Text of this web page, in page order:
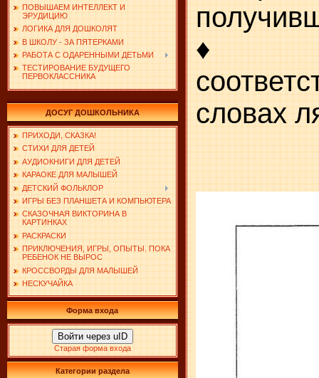
ПОВЫШАЕМ ИНТЕЛЛЕКТ И
ЭРУДИЦИЮ
ЛОГИКА ДЛЯ ДОШКОЛЯТ
В ШКОЛУ - ЗА ПЯТЕРКАМИ
РАБОТА С ОДАРЕННЫМИ ДЕТЬМИ
ТЕСТИРОВАНИЕ БУДУЩЕГО
ПЕРВОКЛАССНИКА
ДОСУГ ДОШКОЛЬНИКА
ПРИХОДИ, СКАЗКА!
СТИХИ ДЛЯ ДЕТЕЙ
АУДИОКНИГИ ДЛЯ ДЕТЕЙ
КАРАОКЕ ДЛЯ МАЛЫШЕЙ
ДЕТСКИЙ ФОЛЬКЛОР
ИГРЫ БЕЗ ПЛАНШЕТА И КОМПЬЮТЕРА
СКАЗОЧНАЯ ВИКТОРИНА В
КАРТИНКАХ
РАСКРАСКИ
ПРИКЛЮЧЕНИЯ, ИГРЫ, ОПЫТЫ. ПОКА
РЕБЕНОК НЕ ВЫРОС
КРОССВОРДЫ ДЛЯ МАЛЫШЕЙ
НЕСКУЧАЙКА
Форма входа
Войти через uID
Старая форма входа
Категории раздела
♦
словах